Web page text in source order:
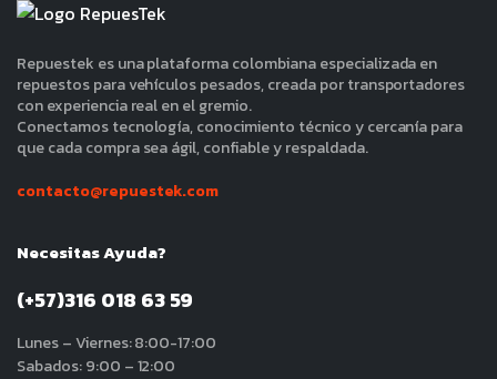
Repuestek es una plataforma colombiana especializada en
repuestos para vehículos pesados, creada por transportadores
con experiencia real en el gremio.
Conectamos tecnología, conocimiento técnico y cercanía para
que cada compra sea ágil, confiable y respaldada.
contacto@repuestek.com
Necesitas Ayuda?
(+57)316 018 63 59
Lunes – Viernes: 8:00-17:00
Sabados: 9:00 – 12:00